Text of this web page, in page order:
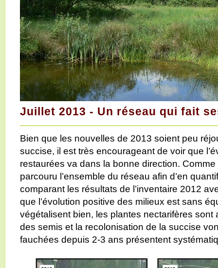
Juillet 2013 - Un réseau qui fait
Bien que les nouvelles de 2013 soient peu
succise, il est très encourageant de voir que
restaurées va dans la bonne direction.
parcouru l’ensemble du réseau afin d’en
comparant les résultats de l’inventaire 2012
que l’évolution positive des milieux est sans
végétalisent bien, les plantes nectarifères sont
des semis et la recolonisation de la succise
fauchées depuis 2-3 ans présentent